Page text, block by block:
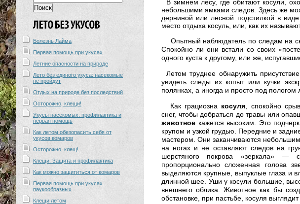
Болезнь Лайма
Первая помощь при укусах
Летние опасности на природе
Лето без единого укуса: насекомые
не пройдут
Отдых на природе без последствий
Осторожно, клещи!
Укусы насекомых: профилактика и
первая помощь
Как летом обезопасить себя от
укусов комаров
Осторожно, клещ!
Клещи. Защита и профилактика
Как можно защититься от комаров
Первая помощь при укусах
паукообразных
Клещи летом
В зимнем лесу, где обитают косули,
небольшими ямками следов. Здесь же
дерниной или лесной подстилкой в
место отдыха косуль, или, как их
Опытный наблюдатель по следам на
Спокойно ли они встали со своих
одного куста к другому, или же,
Летом труднее обнаружить
увидеть следы их копыт или кучки
полянках, а иногда и просто под пологом
Как грациозна косуля , спокойно
снег, чтобы добраться до травы или
животное кажется высоким. Это
крупом и узкой грудью. Передние и
мастером. Они заканчиваются
на ногах и не оставляют следов на
шерстяного покрова «зеркала» —
пропорционально сложенная голова
выделяются крупные, выпуклые глаза и
длинной шее. Уши у косули большие,
внешнего облика. Животное как бы
обстановке, при пастьбе, косуля